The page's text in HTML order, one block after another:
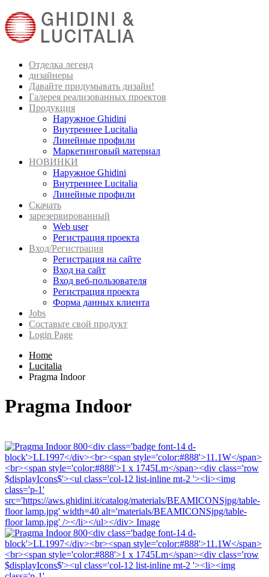
Отделка легенд
дизайнеры
Давайте придумывать дизайн!
Галерея реализованных проектов
Продукция
Наружное Ghidini
Внутреннее Lucitalia
Линейные профили
Маркетинговый материал
НОВИНКИ
Наружное Ghidini
Внутреннее Lucitalia
Линейные профили
Скачать
зарезервированный
Web user
Регистрация проекта
Вход/Регистрация
Регистрация на сайте
Вход на сайт
Вход веб-пользователя
Регистрация проекта
Форма данных клиента
Jobs
Составьте свой продукт
Login Page
Home
Lucitalia
Pragma Indoor
Pragma Indoor